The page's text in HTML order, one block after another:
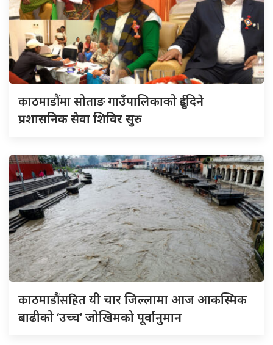
काठमाडौंमासोताङ गाउँपालिकाको दुईदिने
प्रशासनिक सेवा शिविर सुरु
काठमाडौंसहितयी चार जिल्लामा आज आकस्मिक
बाढीको ‘उच्च’ जोखिमको पूर्वानुमान